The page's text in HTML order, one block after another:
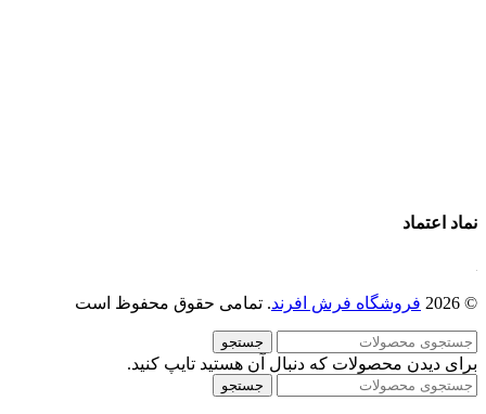
نماد اعتماد
© 2026 فروشگاه فرش افرند. تمامی حقوق محفوظ است
جستجو
برای دیدن محصولات که دنبال آن هستید تایپ کنید.
جستجو